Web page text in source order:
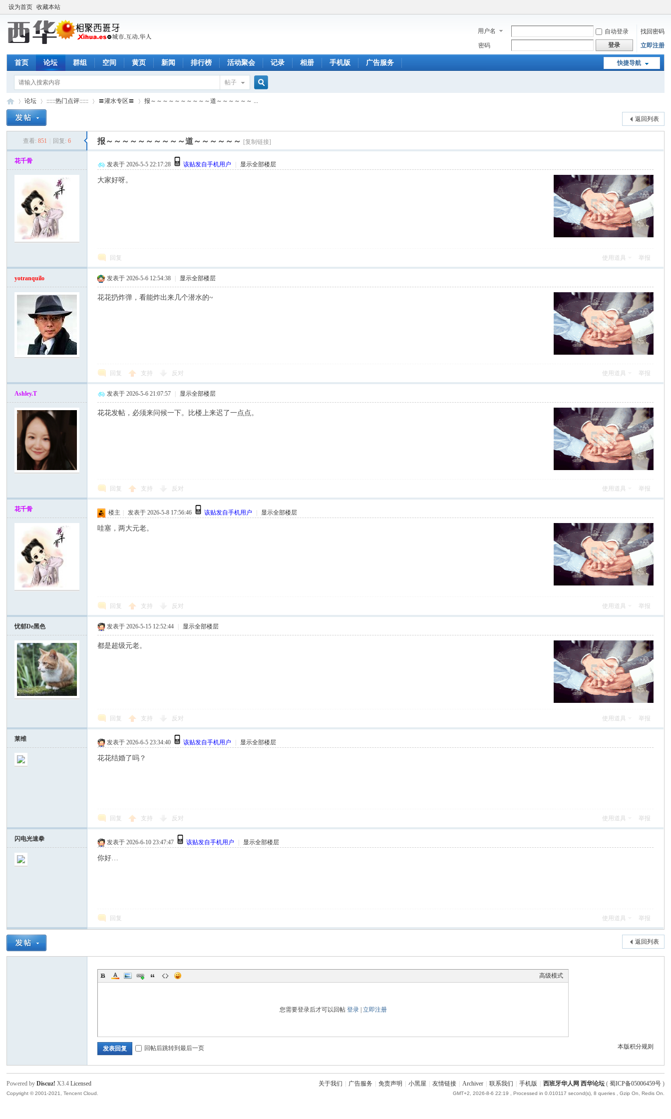
设为首页 收藏本站
用户名 自动登录
找回密码
密码
登录 立即注册
快捷导航
首页 论坛 群组 空间 黄页 新闻 排行榜 活动聚会 记录 相册 手机版 广告服务
帖子
索
论坛
›
::::::热门点评:::::: 〓灌水专区〓
›
报～～～～～～～～～～道～～～～～～ ...
返回列表
查看: 851 回复: 6 报～～～～～～～～～～道～～～～～～ [复制链接]
花千骨 发表于 2026-5-5 22:17:28 该贴发自手机用户 显示全部楼层
大家好呀。
回复 使用道具 举报
yotranquilo 发表于 2026-5-6 12:54:38 显示全部楼层
花花扔炸弹，看能炸出来几个潜水的~
回复 支持 反对 使用道具 举报
Ashley.T 发表于 2026-5-6 21:07:57 显示全部楼层
花花发帖，必须来问候一下。比楼上来迟了一点点。
回复 支持 反对 使用道具 举报
花千骨 楼主 发表于 2026-5-8 17:56:46 该贴发自手机用户 显示全部楼层
哇塞，两大元老。
回复 支持 反对 使用道具 举报
忧郁De黑色 发表于 2026-5-15 12:52:44 显示全部楼层
都是超级元老。
回复 支持 反对 使用道具 举报
莱维 发表于 2026-6-5 23:34:40 该贴发自手机用户 显示全部楼层
花花结婚了吗？
回复 支持 反对 使用道具 举报
闪电光速拳 发表于 2026-6-10 23:47:47 该贴发自手机用户 显示全部楼层
你好…
回复 使用道具 举报
返回列表
高级模式
您需要登录后才可以回帖 登录| 立即注册
本版积分规则
发表回复 回帖后跳转到最后一页
关于我们 广告服务 免责声明 小黑屋 友情链接 Archiver 联系我们 手机版 西班牙华人网 西华论坛( 蜀ICP备05006459号)
GMT+2, 2026-8-6 22:19 , Processed in 0.010117 second(s), 8 queries , Gzip On, Redis On.
Powered byDiscuz! X3.4 Licensed
Copyright © 2001-2021, Tencent Cloud.